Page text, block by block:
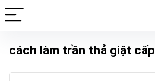
cách làm trần thả giật cấp